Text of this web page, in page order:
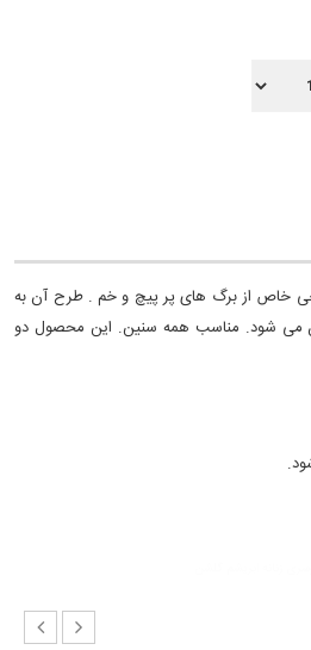
خاص از برگ های پر پیچ و خم . طرح آن به
می شود. مناسب همه سنین. این محصول دو